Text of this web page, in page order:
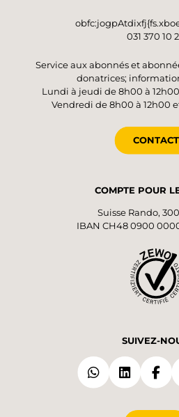
031 370 10
Service aux abonnés et
donatrices;
Lundi à jeudi de 8h00 à
Vendredi de 8h00 à 12h00
CONTACT
COMPTE POUR
Suisse Rando,
IBAN CH48 0900
SUIVEZ-